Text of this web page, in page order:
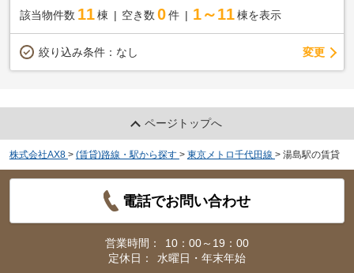
該当物件数 11棟 空き数 0 件 1～11 棟を表示
絞り込み条件： なし 変更
ページトップへ
株式会社AX8 > (賃貸)路線・駅から探す > 東京メトロ千代田線 > 湯島駅の賃貸
電話でお問い合わせ
営業時間：
10：00～19：00
定休日：
水曜日・年末年始